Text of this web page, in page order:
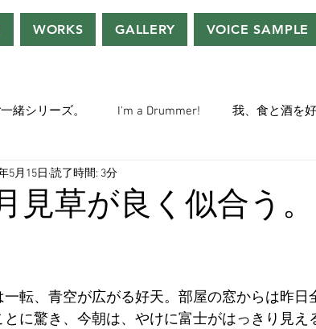
WORKS GALLERY VOICE SAMPLE
緒シリーズ。 I'm a Drummer! 我、食と酒を好
ぃー的VOWネタ。
」の世界。
・マニア一年生。 ぬこ日記。 ＡＩ落書きシリ
見草が良く似合う。
5月15日 読了時間: 3分
一転、青空が広がる好天。部屋の窓からは昨日
に驚き、今朝は、やけに富士がはっきり見え